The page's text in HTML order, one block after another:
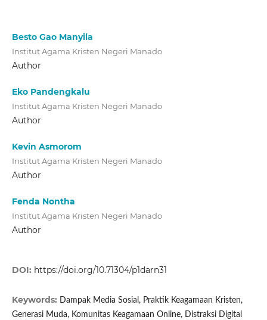
Besto Gao Manyila
Institut Agama Kristen Negeri Manado
Author
Eko Pandengkalu
Institut Agama Kristen Negeri Manado
Author
Kevin Asmorom
Institut Agama Kristen Negeri Manado
Author
Fenda Nontha
Institut Agama Kristen Negeri Manado
Author
DOI: https://doi.org/10.71304/p1darn31
Keywords: Dampak Media Sosial, Praktik Keagamaan Kristen,
Generasi Muda, Komunitas Keagamaan Online, Distraksi Digital